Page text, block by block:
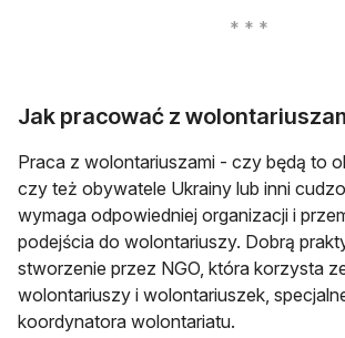
Jak pracować z
Praca z wolontariuszami - czy będą to
czy też obywatele Ukrainy lub inni
wymaga odpowiedniej organizacji i
podejścia do wolontariuszy. Dobrą
stworzenie przez NGO, która korzysta
wolontariuszy i wolontariuszek,
koordynatora wolontariatu.